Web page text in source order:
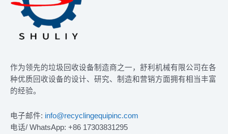
作为领先的垃圾回收设备制造商之一，舒利机械有限公司在各
种优质回收设备的设计、研究、制造和营销方面拥有相当丰富
的经验。
电子邮件: info@recyclingequipinc.com
电话/ WhatsApp: +86 17303831295